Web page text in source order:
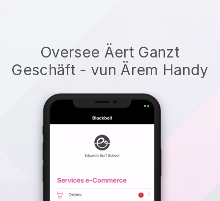
Oversee Äert Ganzt
Geschäft - vun Ärem Handy